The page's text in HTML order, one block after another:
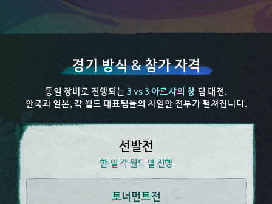
경기 방식 & 참가 자격​
동일 장비로 진행되는 3 vs 3 아르샤의 창 팀 대전.​
한국과 일본, 각 월드 대표팀들의 치열한 전투가 펼쳐집니다.​
선발전​
한·일 각 월드 별 진행​
토너먼트전​